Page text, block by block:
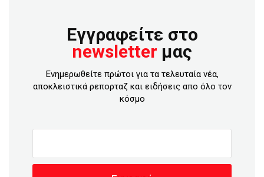
Εγγραφείτε στο
newsletter μας
Ενημερωθείτε πρώτοι για τα τελευταία νέα,
αποκλειστικά ρεπορταζ και ειδήσεις απο όλο τον
κόσμο